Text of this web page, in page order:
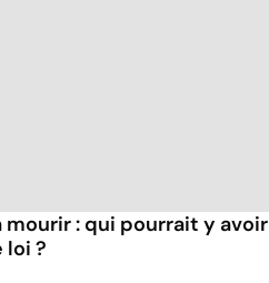
mourir : qui pourrait y avoir
loi ?